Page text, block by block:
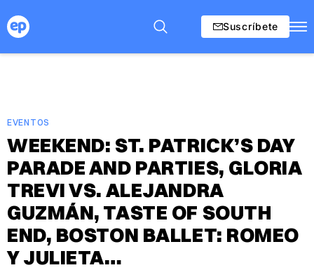
Suscríbete
EVENTOS
WEEKEND: ST. PATRICK’S DAY
PARADE AND PARTIES, GLORIA
TREVI VS. ALEJANDRA
GUZMÁN, TASTE OF SOUTH
END, BOSTON BALLET: ROMEO
Y JULIETA…